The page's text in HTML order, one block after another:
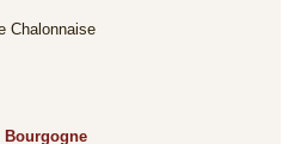
Chalonnaise
Bourgogne